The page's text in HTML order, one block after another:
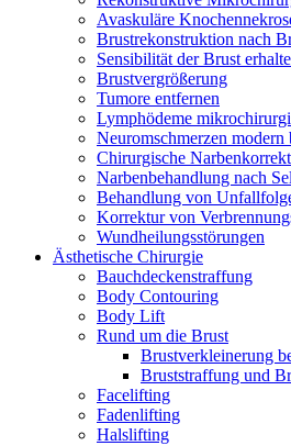
Avaskuläre
Brustrekonstruktion nach
Sensibilität der Brust
Brustvergrößerung
Tumore entfernen
Lymphödeme
Neuromschmerzen modern
Chirurgische
Narbenbehandlung nach
Behandlung von
Korrektur von
Wundheilungsstörungen
Ästhetische Chirurgie
Bauchdeckenstraffung
Body Contouring
Body Lift
Rund um die Brust
Brustverkleinerung
Bruststraffung und
Facelifting
Fadenlifting
Halslifting